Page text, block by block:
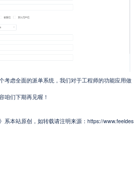
考虑全面的派单系统，我们对于工程师的功能应用做
咱们下期再见喔！
本站原创，如转载请注明来源：https://www.feeldes